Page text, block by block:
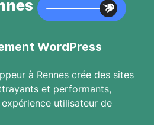
WordPress
à Rennes crée des sites
et performants,
utilisateur de